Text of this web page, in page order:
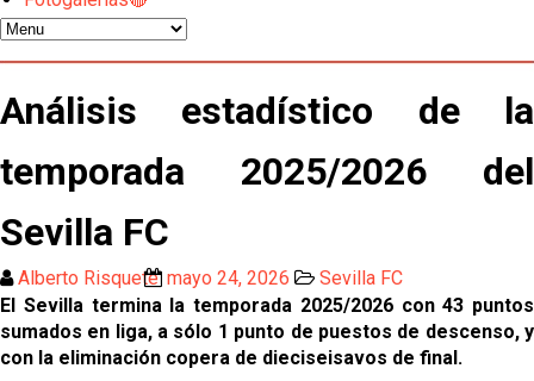
El Sevilla FC oficializa la cesión de Rafa Mir al Aris
de Salónica
Juanlu se marcha traspasado al Bournemouth
Emery quiere pescar en el Atleti , el Villareal ya
tiene nuevo portero y el Getafe mueve ficha... Las
últimas novedades del mercado de La Liga
Vargas y Sow se incorporan al grupo en la sesión
del martes
Odysseas Vlachodimos: “El objetivo es mejorar la
temporada pasada”
Análisis estadístico de la
temporada 2025/2026 del
Sevilla FC
Alberto Risquete mayo 24, 2026
Sevilla FC
El Sevilla termina la temporada 2025/2026 con 43 puntos
sumados en liga, a sólo 1 punto de puestos de descenso, y
con la eliminación copera de dieciseisavos de final.